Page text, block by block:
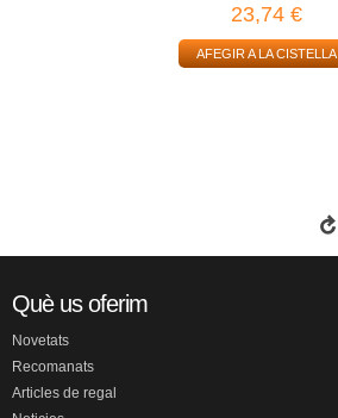
23,74 €
AFEGIR A LA CISTELLA
Què us oferim
Novetats
Recomanats
Articles de regal